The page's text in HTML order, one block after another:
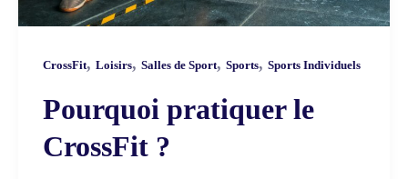
CrossFit, Loisirs, Salles de Sport, Sports, Sports Individuels
Pourquoi pratiquer le
CrossFit ?